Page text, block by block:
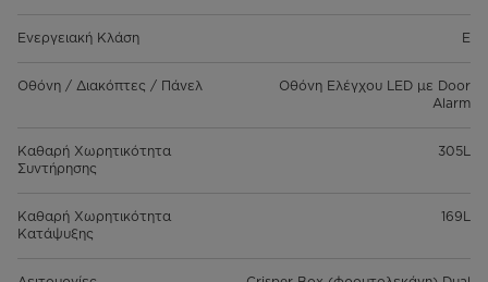
Ενεργειακή Κλάση E
Οθόνη / Διακόπτες / Πάνελ
Οθόνη Ελέγχου LED με Door
Alarm
Καθαρή Χωρητικότητα
Συντήρησης
305L
Καθαρή Χωρητικότητα
Κατάψυξης
169L